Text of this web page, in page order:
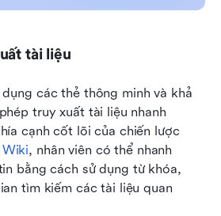
tài liệu
các thẻ thông minh và khả
truy xuất tài liệu nhanh
cạnh cốt lõi của chiến lược
Wiki, nhân viên có thể nhanh
bằng cách sử dụng từ khóa,
tìm kiếm các tài liệu quan